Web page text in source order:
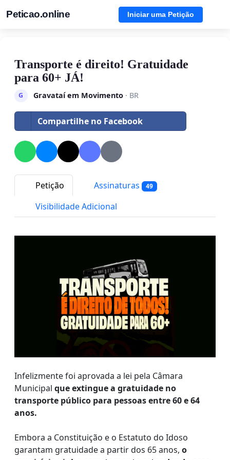
Peticao.online Iniciar uma Petição
Transporte é direito! Gratuidade
para 60+ JÁ!
G Gravataí em Movimento· BR
Compartilhe no Facebook
Petição Assinaturas 49
Visibilidade Adicional
Infelizmente foi aprovada a lei pela Câmara
Municipal que extingue a gratuidade no
transporte público para pessoas entre 60 e 64
anos.
Embora a Constituição e o Estatuto do Idoso
garantam gratuidade a partir dos 65 anos, o